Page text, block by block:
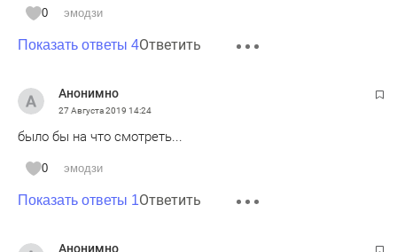
0 эмодзи
Показать ответы 4Ответить
Анонимно
27 Августа 2019 14:24
было бы на что смотреть...
0 эмодзи
Показать ответы 1Ответить
Анонимно